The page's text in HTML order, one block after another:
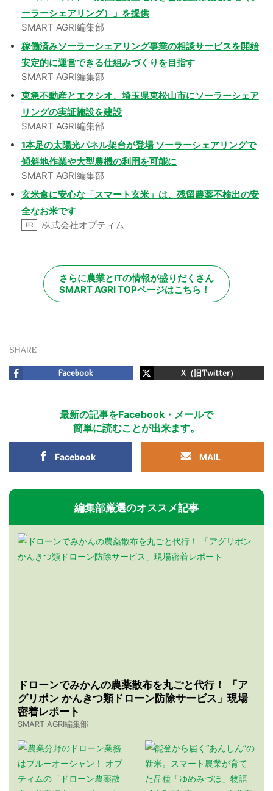
ーラーシェアリング）」を提供
SMART AGRI編集部
稼働済みソーラーシェアリング事業の相談サービスを開始
安定的に運営できる仕組みづくりを目指す
SMART AGRI編集部
東急不動産とエクシオ、埼玉県東松山市にソーラーシェア
リングの実証施設を建設
SMART AGRI編集部
1本足の太陽光パネル架台が登場 ソーラーシェアリングで
傾斜地作業や大型農機の利用を可能に
SMART AGRI編集部
玄米食に安心な「スマート玄米」は、残留農薬不検出の安
全なお米です
PR 株式会社オプティム
さらに農業とITの情報が盛りだくさん
SMART AGRI TOPページはこちら！
SHARE
Facebook X（旧Twitter）
最新の記事をFacebook・メールで
簡単に読むことが出来ます。
Facebook MAIL
編集部厳選のオススメ記事
ドローンでみかんの農薬散布を丸ごと代行！ 「ア
グリポン かんきつ類ドローン防除サービス」現場
密着レポート
SMART AGRI編集部